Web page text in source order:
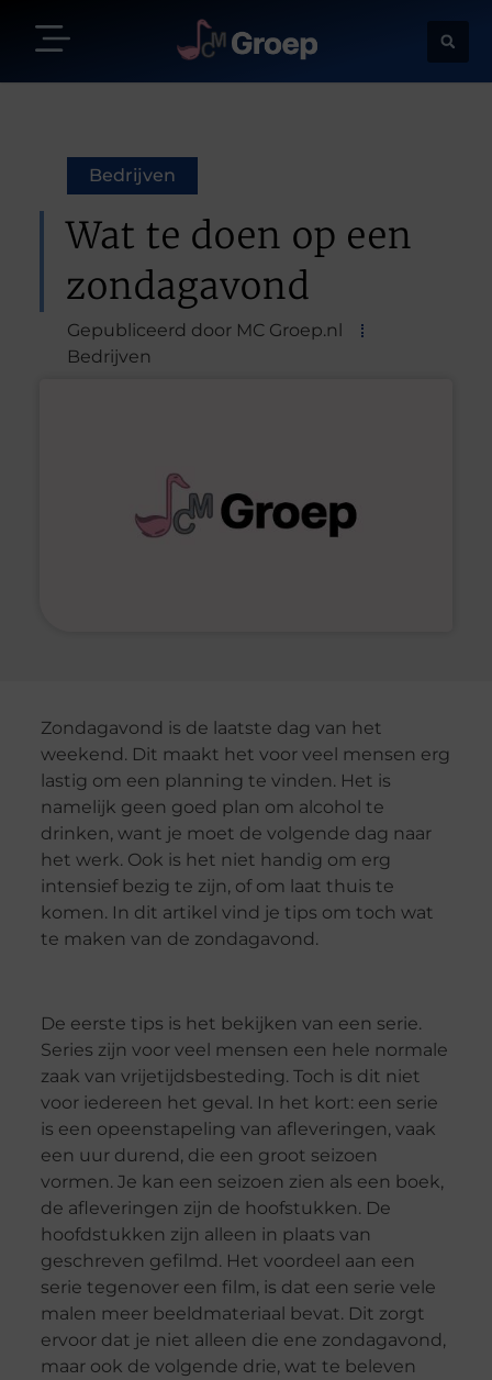
Bedrijven
Wat te doen op een
zondagavond
Gepubliceerd door MC Groep.nl
Bedrijven
Zondagavond is de laatste dag van het
weekend. Dit maakt het voor veel mensen erg
lastig om een planning te vinden. Het is
namelijk geen goed plan om alcohol te
drinken, want je moet de volgende dag naar
het werk. Ook is het niet handig om erg
intensief bezig te zijn, of om laat thuis te
komen. In dit artikel vind je tips om toch wat
te maken van de zondagavond.
De eerste tips is het bekijken van een serie.
Series zijn voor veel mensen een hele normale
zaak van vrijetijdsbesteding. Toch is dit niet
voor iedereen het geval. In het kort: een serie
is een opeenstapeling van afleveringen, vaak
een uur durend, die een groot seizoen
vormen. Je kan een seizoen zien als een boek,
de afleveringen zijn de hoofstukken. De
hoofdstukken zijn alleen in plaats van
geschreven gefilmd. Het voordeel aan een
serie tegenover een film, is dat een serie vele
malen meer beeldmateriaal bevat. Dit zorgt
ervoor dat je niet alleen die ene zondagavond,
maar ook de volgende drie, wat te beleven